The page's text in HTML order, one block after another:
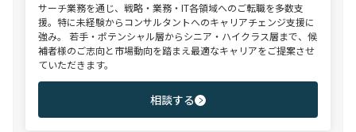
サーチ業務を通じ、戦略・業務・IT各領域へのご転職を多数支
援。特に未経験からコンサルタントへのキャリアチェンジ支援に
強み。 若手・ポテンシャル層からシニア・ハイクラス層まで、候
補者様のご志向と市場動向を踏まえ最適なキャリアをご提案させ
ていただきます。
相談する